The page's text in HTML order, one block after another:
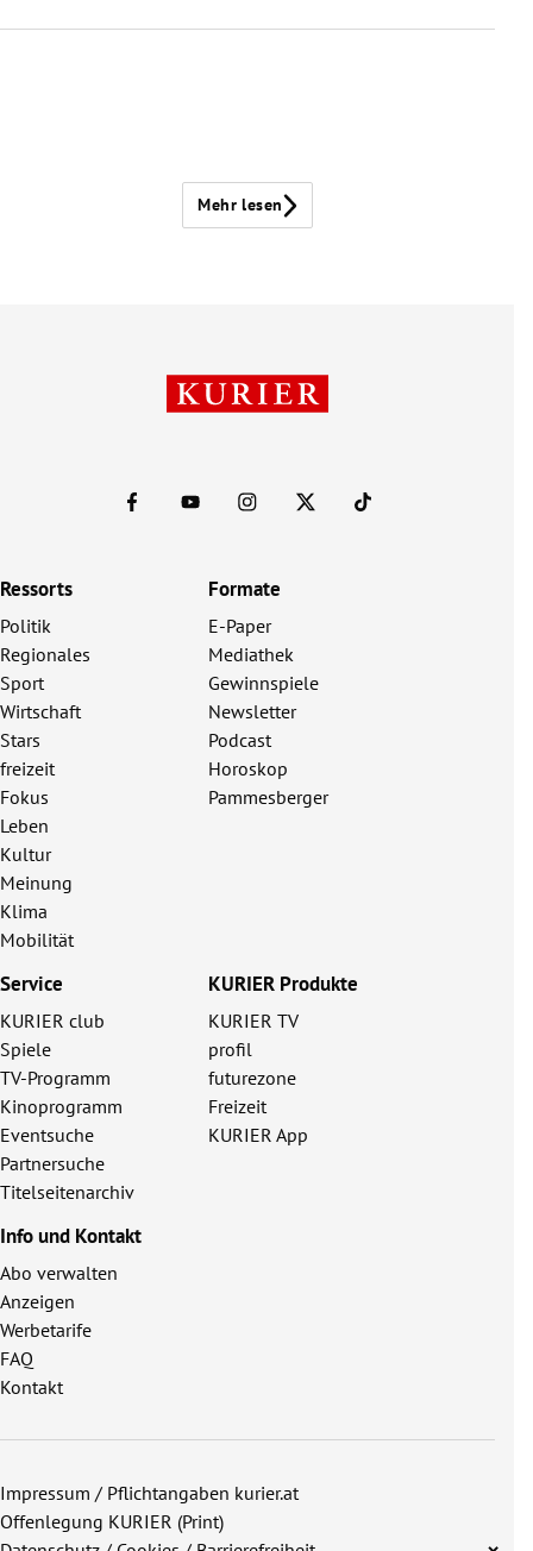
Mehr lesen
Ressorts
Politik
Regionales
Sport
Wirtschaft
Stars
freizeit
Fokus
Leben
Kultur
Meinung
Klima
Mobilität
Formate
E-Paper
Mediathek
Gewinnspiele
Newsletter
Podcast
Horoskop
Pammesberger
Service
KURIER club
Spiele
TV-Programm
Kinoprogramm
Eventsuche
Partnersuche
Titelseitenarchiv
KURIER Produkte
KURIER TV
profil
futurezone
Freizeit
KURIER App
Info und Kontakt
Abo verwalten
Anzeigen
Werbetarife
FAQ
Kontakt
Impressum / Pflichtangaben kurier.at
Offenlegung KURIER (Print)